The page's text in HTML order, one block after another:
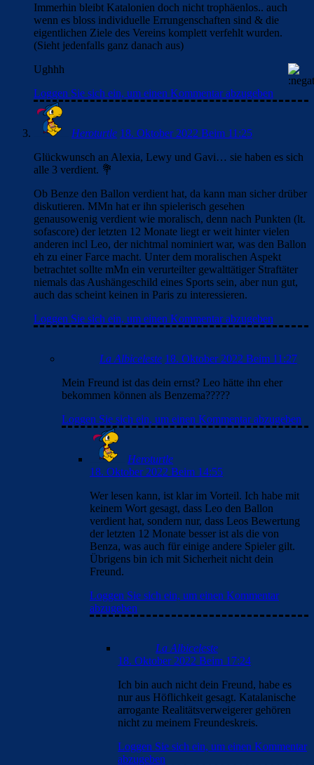
Immerhin bleibt Katalonien doch nicht trophäenlos.. auch
wenn es bloss individuelle Errungenschaften sind & die
eigentlichen Ziele des Vereins komplett verfehlt wurden.
(Sieht jedenfalls ganz danach aus)
Ughhh
Loggen Sie sich ein, um einen Kommentar abzugeben
Heroturtle 18. Oktober 2022 Beim 11:25
Glückwunsch an Alexia, Lewy und Gavi… sie haben es sich
alle 3 verdient. 💐
Ob Benze den Ballon verdient hat, da kann man sicher drüber
diskutieren. MMn hat er ihn spielerisch gesehen
genausowenig verdient wie moralisch, denn nach Punkten (lt.
sofascore) der letzten 12 Monate liegt er weit hinter vielen
anderen incl Leo, der nichtmal nominiert war, was den Ballon
eh zu einer Farce macht. Unter dem moralischen Aspekt
betrachtet sollte mMn ein verurteilter gewalttätiger Straftäter
niemals das Aushängeschild eines Sports sein, aber nun gut,
auch das scheint keinen in Paris zu interessieren.
Loggen Sie sich ein, um einen Kommentar abzugeben
La Albiceleste 18. Oktober 2022 Beim 11:27
Mein Freund ist das dein ernst? Leo hätte ihn eher
bekommen können als Benzema?????
Loggen Sie sich ein, um einen Kommentar abzugeben
Heroturtle
18. Oktober 2022 Beim 14:55
Wer lesen kann, ist klar im Vorteil. Ich habe mit
keinem Wort gesagt, dass Leo den Ballon
verdient hat, sondern nur, dass Leos Bewertung
der letzten 12 Monate besser ist als die von
Benza, was auch für einige andere Spieler gilt.
Übrigens bin ich mit Sicherheit nicht dein
Freund.
Loggen Sie sich ein, um einen Kommentar
abzugeben
La Albiceleste
18. Oktober 2022 Beim 17:24
Ich bin auch nicht dein Freund, habe es
nur aus Höflichkeit gesagt. Katalanische
arrogante Realitätsverweigerer gehören
nicht zu meinem Freundeskreis.
Loggen Sie sich ein, um einen Kommentar
abzugeben